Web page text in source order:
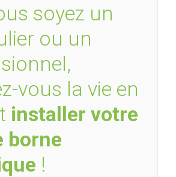
soyez un
ou un
vous la vie en
installer votre
borne
!